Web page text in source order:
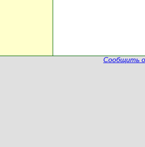
Сообщить о